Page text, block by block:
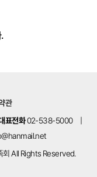
관
표전화02-538-5000
All Rights Reserved.